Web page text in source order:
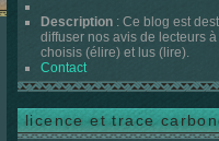
Description : Ce blog est
diffuser nos avis de lecteurs
choisis (élire) et lus (lire).
Contact
licence et trace